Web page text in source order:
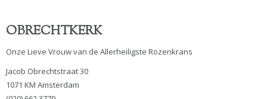
OBRECHTKERK
Onze Lieve Vrouw van de Allerheiligste Rozenkrans
Jacob Obrechtstraat 30
1071 KM Amsterdam